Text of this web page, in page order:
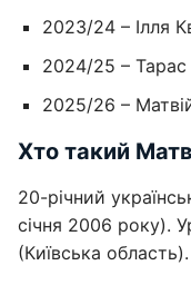
2023/24 – Ілля
2024/25 –
2025/26 –
Хто такий
20-річний
січня 2006 року).
(Київська область).